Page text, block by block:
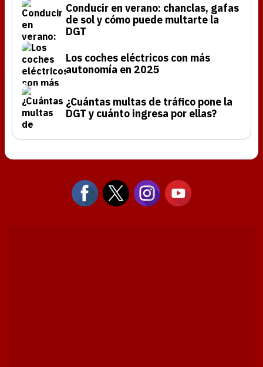
Conducir en verano: chanclas, gafas
de sol y cómo puede multarte la
DGT
Los coches eléctricos con más
autonomía en 2025
¿Cuántas multas de tráfico pone la
DGT y cuánto ingresa por ellas?